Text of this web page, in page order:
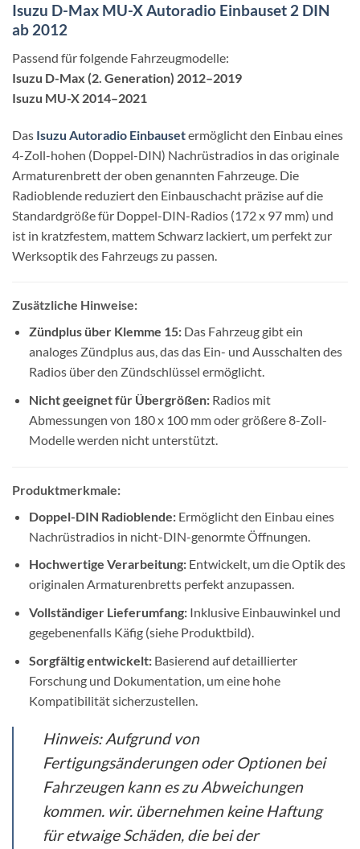
Isuzu D-Max MU-X Autoradio Einbauset 2 DIN
ab 2012
Passend für folgende Fahrzeugmodelle:
Isuzu D-Max (2. Generation) 2012–2019
Isuzu MU-X 2014–2021
Das Isuzu Autoradio Einbausetermöglicht den Einbau eines
4-Zoll-hohen (Doppel-DIN) Nachrüstradios in das originale
Armaturenbrett der oben genannten Fahrzeuge. Die
Radioblende reduziert den Einbauschacht präzise auf die
Standardgröße für Doppel-DIN-Radios (172 x 97 mm) und
ist in kratzfestem, mattem Schwarz lackiert, um perfekt zur
Werksoptik des Fahrzeugs zu passen.
Zusätzliche Hinweise:
Zündplus über Klemme 15:Das Fahrzeug gibt ein
analoges Zündplus aus, das das Ein- und Ausschalten des
Radios über den Zündschlüssel ermöglicht.
Nicht geeignet für Übergrößen:Radios mit
Abmessungen von 180 x 100 mm oder größere 8-Zoll-
Modelle werden nicht unterstützt.
Produktmerkmale:
Doppel-DIN Radioblende:Ermöglicht den Einbau eines
Nachrüstradios in nicht-DIN-genormte Öffnungen.
Hochwertige Verarbeitung:Entwickelt, um die Optik des
originalen Armaturenbretts perfekt anzupassen.
Vollständiger Lieferumfang:Inklusive Einbauwinkel und
gegebenenfalls Käfig (siehe Produktbild).
Sorgfältig entwickelt:Basierend auf detaillierter
Forschung und Dokumentation, um eine hohe
Kompatibilität sicherzustellen.
Hinweis:Aufgrund von
Fertigungsänderungen oder Optionen bei
Fahrzeugen kann es zu Abweichungen
kommen. wir. übernehmen keine Haftung
für etwaige Schäden, die bei der